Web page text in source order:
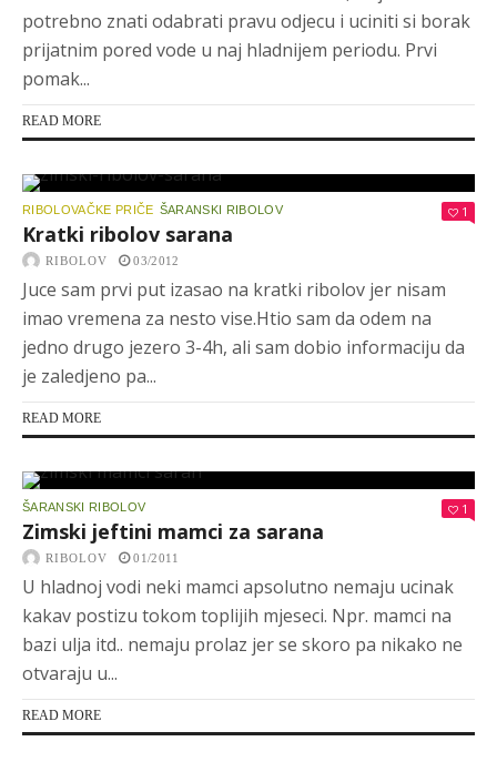
potrebno znati odabrati pravu odjecu i uciniti si borak
prijatnim pored vode u naj hladnijem periodu. Prvi
pomak...
READ MORE
RIBOLOVAČKE PRIČE ŠARANSKI RIBOLOV 1
Kratki ribolov sarana
RIBOLOV 03/2012
Juce sam prvi put izasao na kratki ribolov jer nisam
imao vremena za nesto vise.Htio sam da odem na
jedno drugo jezero 3-4h, ali sam dobio informaciju da
je zaledjeno pa...
READ MORE
ŠARANSKI RIBOLOV 1
Zimski jeftini mamci za sarana
RIBOLOV 01/2011
U hladnoj vodi neki mamci apsolutno nemaju ucinak
kakav postizu tokom toplijih mjeseci. Npr. mamci na
bazi ulja itd.. nemaju prolaz jer se skoro pa nikako ne
otvaraju u...
READ MORE